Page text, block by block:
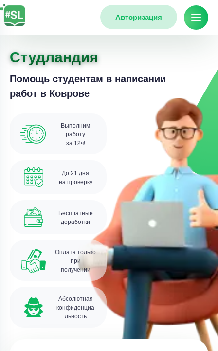
Авторизация
Студландия
Помощь студентам в написании
работ в Коврове
Выполним
работу
за 12ч!
До 21 дня
на проверку
Бесплатные
доработки
Оплата только
при
получении
Абсолютная
конфиденциа
льность